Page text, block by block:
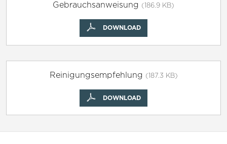
Gebrauchsanweisung (186.9 KB)
DOWNLOAD
Reinigungsempfehlung (187.3 KB)
DOWNLOAD